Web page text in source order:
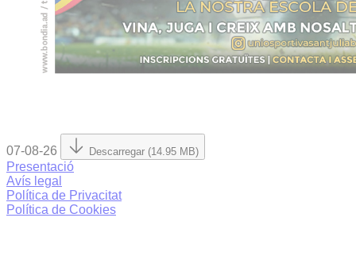
07-08-26 Descarregar (14.95 MB)
Presentació
Avís legal
Política de Privacitat
Política de Cookies